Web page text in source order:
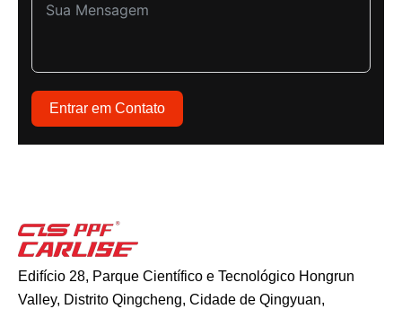
Entrar em Contato
Edifício 28, Parque Científico e Tecnológico Hongrun
Valley, Distrito Qingcheng, Cidade de Qingyuan,